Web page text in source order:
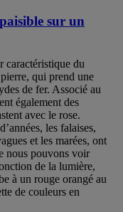
sur un
caractéristique du
qui prend une
de fer. Associé au
également des
avec le rose.
les falaises,
et les marées, ont
nous pouvons voir
de la lumière,
à un rouge orangé au
de couleurs en